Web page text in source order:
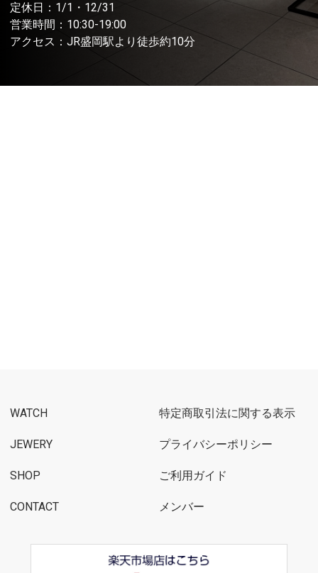
定休日：1/1・12/31
営業時間：10:30-19:00
アクセス：JR盛岡駅より徒歩約10分
WATCH
JEWERY
SHOP
CONTACT
特定商取引法に関する表示
プライバシーポリシー
ご利用ガイド
メンバー